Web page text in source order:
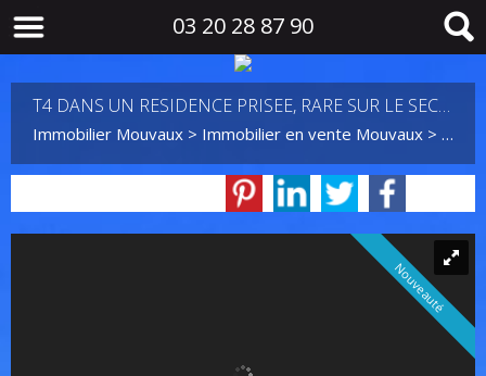
03 20 28 87 90
T4 DANS UN RESIDENCE PRISEE, RARE SUR LE SECTEUR
Immobilier Mouvaux > Immobilier en vente Mouvaux > T4
Nouveauté